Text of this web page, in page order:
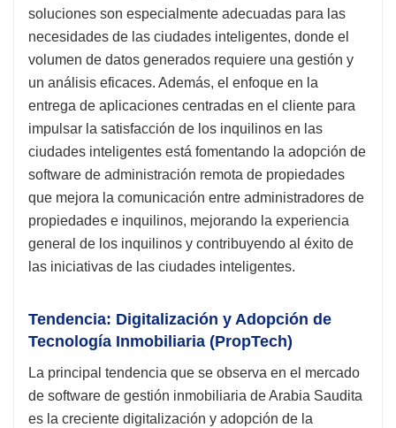
soluciones son especialmente adecuadas para las
necesidades de las ciudades inteligentes, donde el
volumen de datos generados requiere una gestión y
un análisis eficaces. Además, el enfoque en la
entrega de aplicaciones centradas en el cliente para
impulsar la satisfacción de los inquilinos en las
ciudades inteligentes está fomentando la adopción de
software de administración remota de propiedades
que mejora la comunicación entre administradores de
propiedades e inquilinos, mejorando la experiencia
general de los inquilinos y contribuyendo al éxito de
las iniciativas de las ciudades inteligentes.
Tendencia: Digitalización y Adopción de
Tecnología Inmobiliaria (PropTech)
La principal tendencia que se observa en el mercado
de software de gestión inmobiliaria de Arabia Saudita
es la creciente digitalización y adopción de la